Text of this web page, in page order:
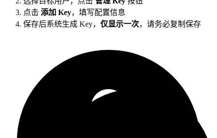
点击 添加 Key，填写配置信息
保存后系统生成 Key， 仅显示一次，请务必复制保存